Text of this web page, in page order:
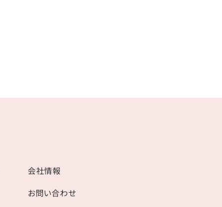
会社情報
お問い合わせ